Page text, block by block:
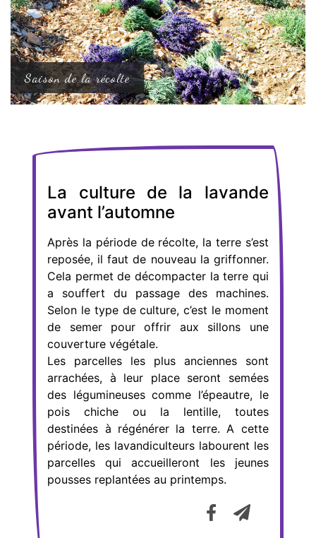
Saison de la récolte
La culture de la lavande
avant l’automne
Après la période de récolte, la terre s’est
reposée, il faut de nouveau la griffonner.
Cela permet de décompacter la terre qui
a souffert du passage des machines.
Selon le type de culture, c’est le moment
de semer pour offrir aux sillons une
couverture végétale.
Les parcelles les plus anciennes sont
arrachées, à leur place seront semées
des légumineuses comme l’épeautre, le
pois chiche ou la lentille, toutes
destinées à régénérer la terre. A cette
période, les lavandiculteurs labourent les
parcelles qui accueilleront les jeunes
pousses replantées au printemps.